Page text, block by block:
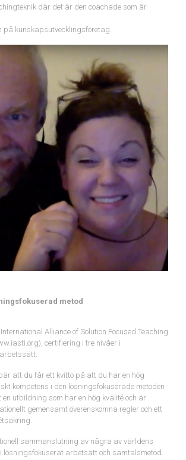
där det är den coachade som är
på kunskapsutvecklingsföretag.
metod
Alliance of Solution Focused Teaching
certifiering i tre nivåer i
att du får ett kvitto på att du har en hög
kompetens i den lösningsfokuserade metoden
utbildning som har en hög kvalité och är
gemensamt överenskomna regler och ett
sammanslutning av några av världens
arbetsätt och samtalsmetod.